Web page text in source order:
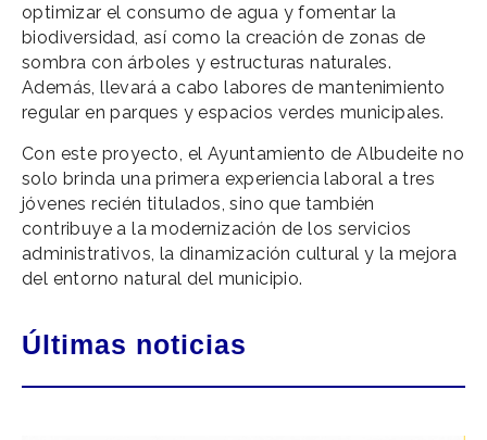
optimizar el consumo de agua y fomentar la
biodiversidad, así como la creación de zonas de
sombra con árboles y estructuras naturales.
Además, llevará a cabo labores de mantenimiento
regular en parques y espacios verdes municipales.
Con este proyecto, el Ayuntamiento de Albudeite no
solo brinda una primera experiencia laboral a tres
jóvenes recién titulados, sino que también
contribuye a la modernización de los servicios
administrativos, la dinamización cultural y la mejora
del entorno natural del municipio.
Últimas noticias